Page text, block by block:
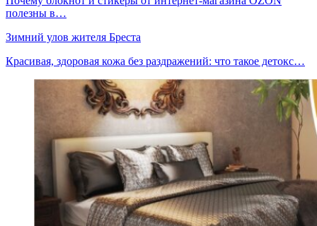
полезны в…
Зимний улов жителя Бреста
Красивая, здоровая кожа без раздражений: что такое детокс…